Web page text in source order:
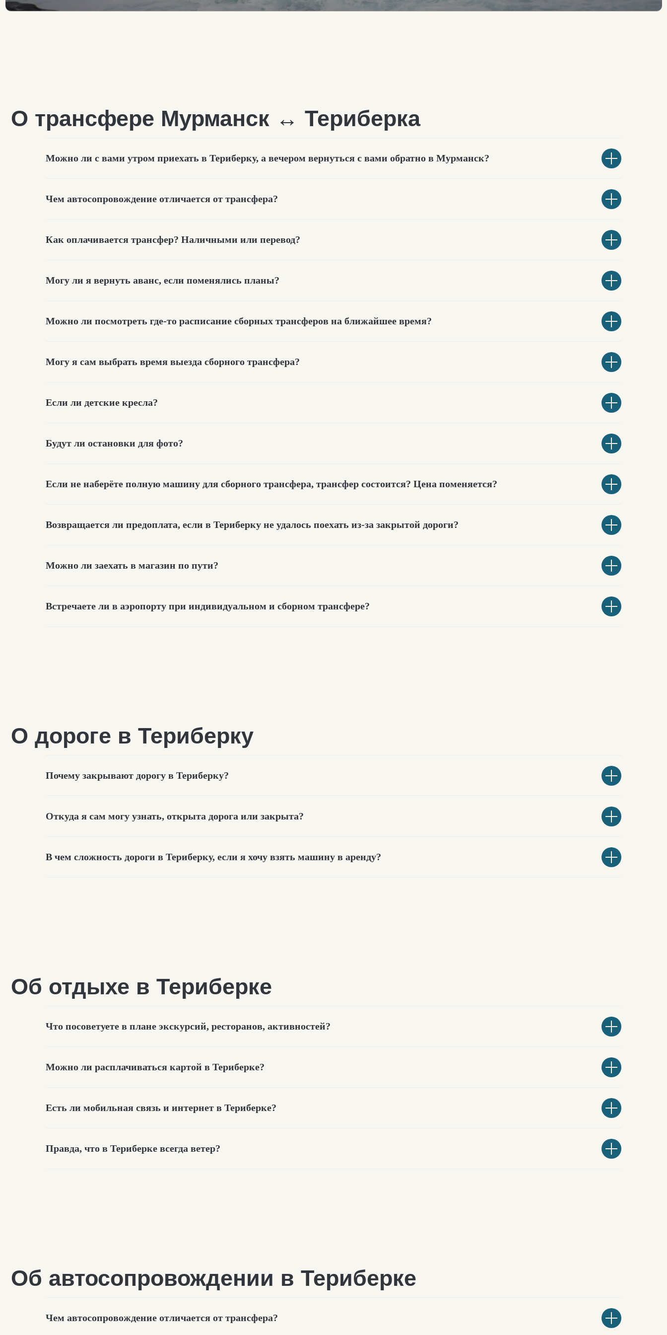
Можно ли с вами утром приехать в Териберку, а вечером вернуться с вами обратно в Мурманск?
Чем автосопровождение отличается от трансфера?
Как оплачивается трансфер? Наличными или перевод?
Могу ли я вернуть аванс, если поменялись планы?
Можно ли посмотреть где-то расписание сборных трансферов на ближайшее время?
Могу я сам выбрать время выезда сборного трансфера?
Если ли детские кресла?
Будут ли остановки для фото?
Если не наберёте полную машину для сборного трансфера, трансфер состоится? Цена поменяется?
Возвращается ли предоплата, если в Териберку не удалось поехать из-за закрытой дороги?
Можно ли заехать в магазин по пути?
Встречаете ли в аэропорту при индивидуальном и сборном трансфере?
О дороге в Териберку
Почему закрывают дорогу в Териберку?
Откуда я сам могу узнать, открыта дорога или закрыта?
В чем сложность дороги в Териберку, если я хочу взять машину в аренду?
Что посоветуете в плане экскурсий, ресторанов, активностей?
Можно ли расплачиваться картой в Териберке?
Есть ли мобильная связь и интернет в Териберке?
Правда, что в Териберке всегда ветер?
Чем автосопровождение отличается от трансфера?
О такси в Териберке